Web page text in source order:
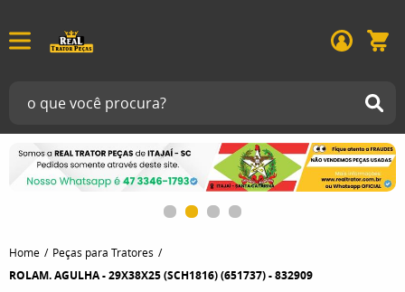
Home Peças para Tratores
ROLAM. AGULHA - 29X38X25 (SCH1816) (651737) - 832909